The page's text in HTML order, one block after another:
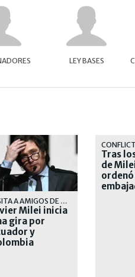
LEY BASES
VISITA A AMIGOS DE DERECHA
Milei inicia
gira por
y
Tras
de